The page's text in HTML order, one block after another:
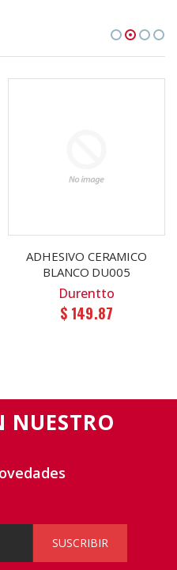
ADHESIVO CERAMICO
BLANCO DU005
Durentto
$ 149.87
NUESTRO
SUSCRIBIR